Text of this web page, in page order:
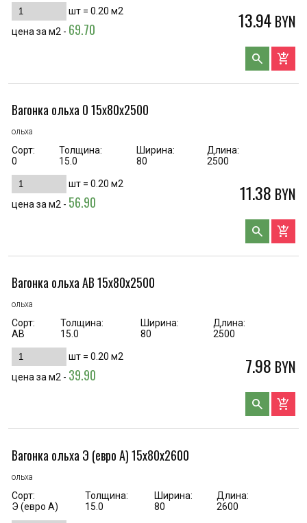
шт = 0.20 м2
цена за м2 - 69.70 13.94 BYN
search add_shopping_cart
Вагонка ольха 0 15х80х2500
ольха
Сорт:
0
Толщина:
15.0
Ширина:
80
Длина:
2500
шт = 0.20 м2
цена за м2 - 56.90 11.38 BYN
search add_shopping_cart
Вагонка ольха AB 15х80х2500
ольха
Сорт:
AB
Толщина:
15.0
Ширина:
80
Длина:
2500
шт = 0.20 м2
цена за м2 - 39.90 7.98 BYN
search add_shopping_cart
Вагонка ольха Э (евро А) 15х80х2600
ольха
Сорт:
Э (евро А)
Толщина:
15.0
Ширина:
80
Длина:
2600